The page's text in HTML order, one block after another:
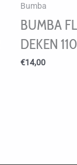
Bumba
BUMBA
DEKEN
€14,00